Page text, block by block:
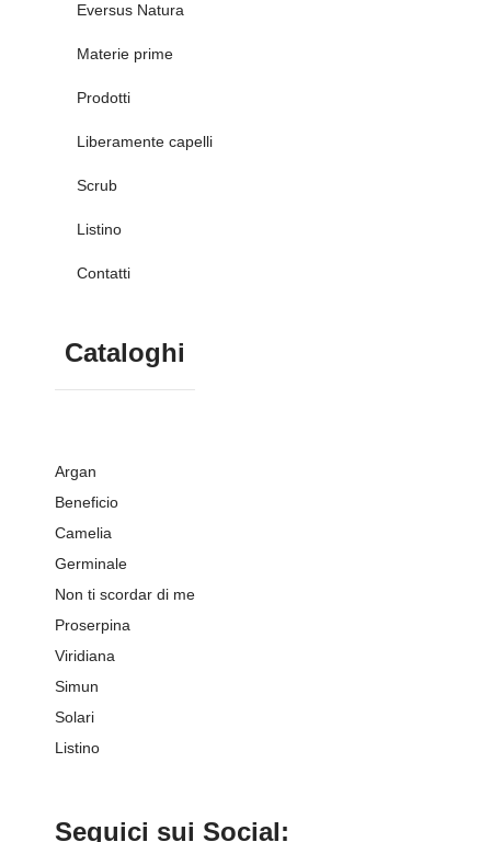
Eversus Natura
Materie prime
Prodotti
Liberamente capelli
Scrub
Listino
Contatti
Cataloghi
Argan
Beneficio
Camelia
Germinale
Non ti scordar di me
Proserpina
Viridiana
Simun
Solari
Listino
Seguici sui Social: